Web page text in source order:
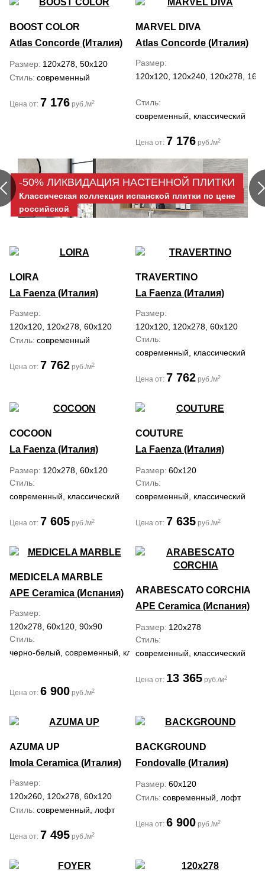
BOOST COLOR
Atlas Concorde (Италия)
Размер 120x278, 50x120
Стиль современный
Цена от: 7 176 руб./м2
MARVEL DIVA
Atlas Concorde (Италия)
Размер
120x120, 120x240, 120x278,
Стиль
современный, классический
Цена от: 7 176 руб./м2
-50% ЛИКВИДАЦИЯ НАСТЕННОЙ ПЛИТКИ
Классическая коллекция испанской плитки по цене
российской
LOIRA
La Faenza (Италия)
Размер
120x120, 120x278, 60x120
Стиль современный
Цена от: 7 762 руб./м2
TRAVERTINO
La Faenza (Италия)
Размер
120x120, 120x278, 60x120
Стиль
современный, классический
Цена от: 7 762 руб./м2
COCOON
La Faenza (Италия)
Размер 120x278, 60x120
Стиль
современный, классический
Цена от: 7 605 руб./м2
COUTURE
La Faenza (Италия)
Размер 60x120
Стиль
современный, классический
Цена от: 7 635 руб./м2
MEDICELA MARBLE
APE Ceramica (Испания)
Размер
120x278, 60x120, 90x90
Стиль
черно-белый, современный, классический
Цена от: 6 900 руб./м2
ARABESCATO CORCHIA
APE Ceramica (Испания)
Размер 120x278
Стиль
современный, классический
Цена от: 13 365 руб./м2
AZUMA UP
Imola Ceramica (Италия)
Размер
120x260, 120x278, 60x120
Стиль современный, лофт
Цена от: 7 495 руб./м2
BACKGROUND
Fondovalle (Италия)
Размер 60x120
Стиль современный, лофт
Цена от: 6 900 руб./м2